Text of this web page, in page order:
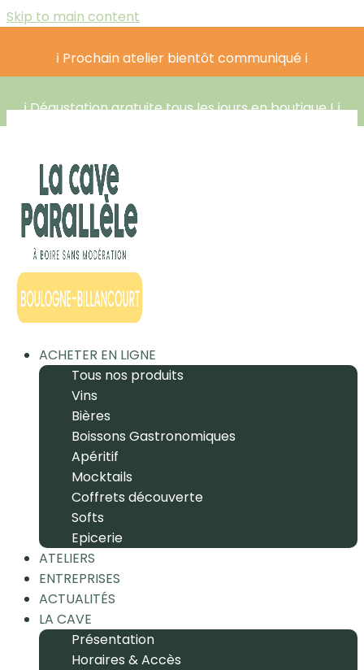
Skip to main content
ℹ️ Prochain atelier bientôt communiqué ℹ️
ℹ️ Dégustation gratuite tous les jours en boutique ! ℹ️
ACHETER EN LIGNE
Tous nos produits
Vins
Bières
Boissons Gastronomiques
Apéritif
Mocktails
Coffrets découverte
Softs
Epicerie
ATELIERS
ENTREPRISES
ACTUALITÉS
LA CAVE
Présentation
Horaires & Accès